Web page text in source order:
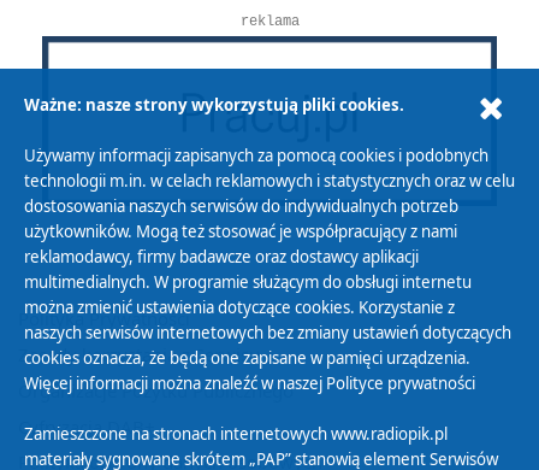
reklama
Polityka Prywatności
Zasady korzystania z Serwisu
Organizacje Pożytku Publicznego
Cyfryzacja DAB+
Polityka ochrony danych osobowych
Ważne: nasze strony wykorzystują pliki cookies.
Używamy informacji zapisanych za pomocą cookies i podobnych
technologii m.in. w celach reklamowych i statystycznych oraz w celu
dostosowania naszych serwisów do indywidualnych potrzeb
użytkowników. Mogą też stosować je współpracujący z nami
reklamodawcy, firmy badawcze oraz dostawcy aplikacji
multimedialnych. W programie służącym do obsługi internetu
można zmienić ustawienia dotyczące cookies. Korzystanie z
naszych serwisów internetowych bez zmiany ustawień dotyczących
cookies oznacza, że będą one zapisane w pamięci urządzenia.
Więcej informacji można znaleźć w naszej Polityce prywatności
Zamieszczone na stronach internetowych www.radiopik.pl
materiały sygnowane skrótem „PAP” stanowią element Serwisów